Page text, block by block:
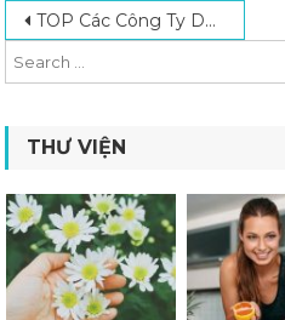
Post navigation
TOP Các Công Ty Du Lịch Uy Tín Việt Nam Update 2025
THƯ VIỆN